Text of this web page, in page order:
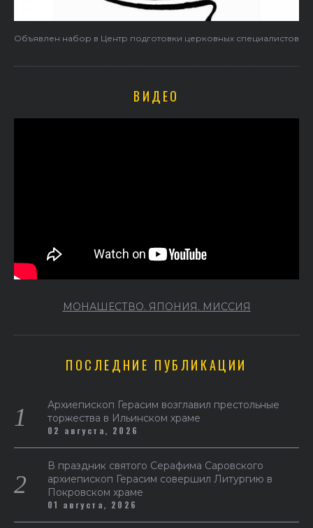
Объявлен набор в Центр подготовки церковных специалистов
ВИДЕО
МОНАШЕСТВО. ЯПОНИЯ. МИССИЯ
ПОСЛЕДНИЕ ПУБЛИКАЦИИ
Архиепископ Герасим возглавил престольные
торжества в Ильинском храме
02 августа, 2026
В праздник святого Серафима Саровского
архиепископ Герасим совершил Литургию в
Покровском храме
01 августа, 2026